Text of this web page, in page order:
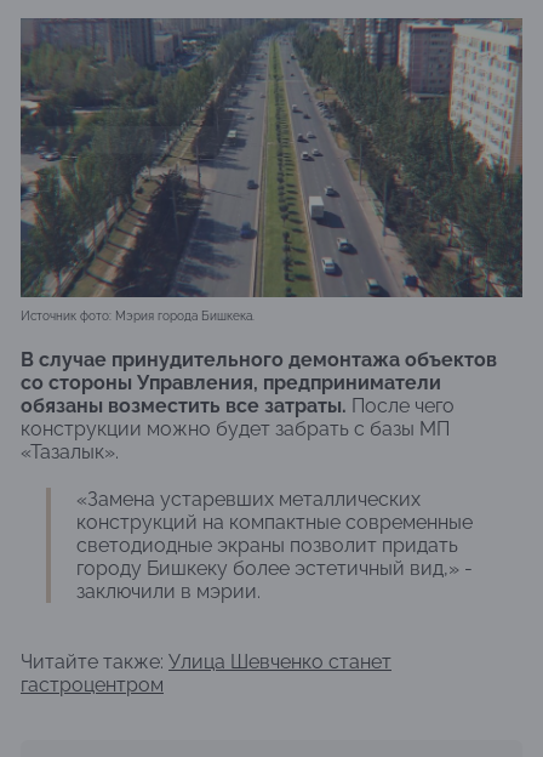
Источник фото: Мэрия города Бишкека.
В случае принудительного демонтажа объектов
со стороны Управления, предприниматели
обязаны возместить все затраты. После чего
конструкции можно будет забрать с базы МП
«Тазалык».
«Замена устаревших металлических
конструкций на компактные современные
светодиодные экраны позволит придать
городу Бишкеку более эстетичный вид,» -
заключили в мэрии.
Читайте также: Улица Шевченко станет
гастроцентром